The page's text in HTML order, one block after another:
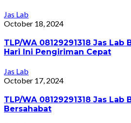
Jas Lab
October 18, 2024
TLP/WA 08129291318 Jas Lab
Hari Ini Pengiriman Cepat
Jas Lab
October 17, 2024
TLP/WA 08129291318 Jas Lab
Bersahabat